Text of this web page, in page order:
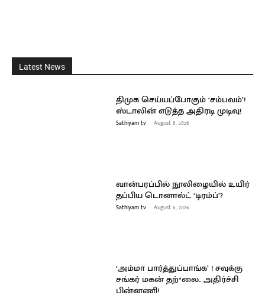
Latest News
திமுக செய்யப்போகும் ‘சம்பவம்’!
ஸ்டாலின் எடுத்த அதிரடி முடிவு!
Sathiyam tv - August 6, 2026
வான்பரப்பில் நூலிழையில் உயிர்
தப்பிய டொனால்ட் ‘டிரம்ப்’?
Sathiyam tv - August 6, 2026
‘அம்மா பார்த்துப்பாங்க’ ! சவுக்கு
சங்கர் மகன் தற்*லை.. அதிர்ச்சி
பின்னணி!